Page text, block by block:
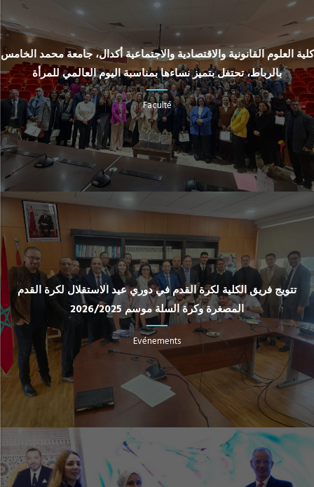
كلية العلوم القانونية والاقتصادية والاجتماعية أكدال، جامعة محمد الخامس
بالرباط، تحتفل بتميز نساءها بمناسبة اليوم العالمي للمرأة
Faculté
تتويج فريق الكلية لكرة القدم في دوري عيد الاستقلال لكرة القدم
المصغرة وكرة السلة موسم 2026/2025
Evénements